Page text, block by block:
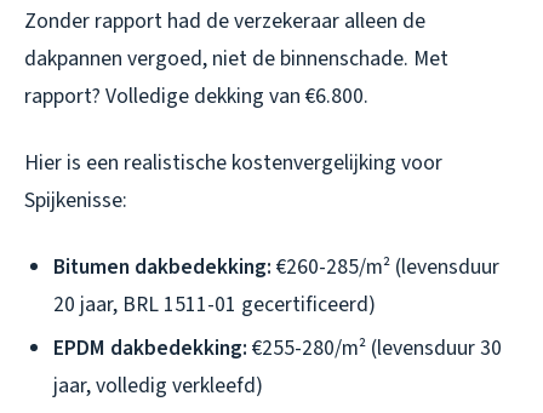
Zonder rapport had de verzekeraar alleen de
dakpannen vergoed, niet de binnenschade. Met
rapport? Volledige dekking van €6.800.
Hier is een realistische kostenvergelijking voor
Spijkenisse:
Bitumen dakbedekking: €260-285/m² (levensduur
20 jaar, BRL 1511-01 gecertificeerd)
EPDM dakbedekking: €255-280/m² (levensduur 30
jaar, volledig verkleefd)